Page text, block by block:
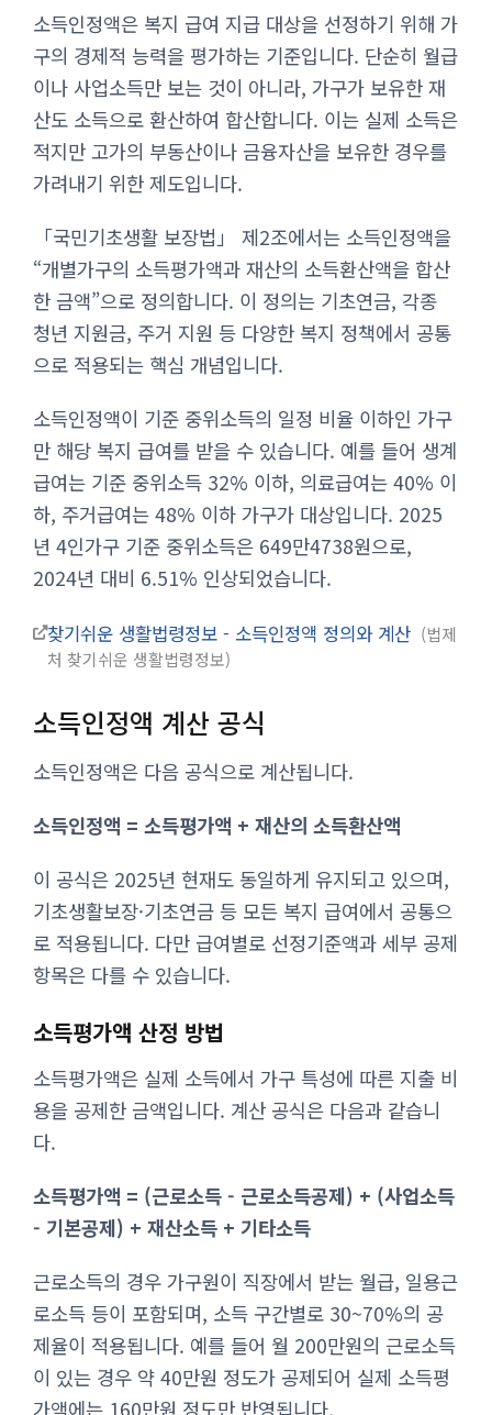
소득인정액은 복지 급여 지급 대상을 선정하기 위해 가
구의 경제적 능력을 평가하는 기준입니다. 단순히 월급
이나 사업소득만 보는 것이 아니라, 가구가 보유한 재
산도 소득으로 환산하여 합산합니다. 이는 실제 소득은
적지만 고가의 부동산이나 금융자산을 보유한 경우를
가려내기 위한 제도입니다.
「국민기초생활 보장법」 제2조에서는 소득인정액을
“개별가구의 소득평가액과 재산의 소득환산액을 합산
한 금액”으로 정의합니다. 이 정의는 기초연금, 각종
청년 지원금, 주거 지원 등 다양한 복지 정책에서 공통
으로 적용되는 핵심 개념입니다.
소득인정액이 기준 중위소득의 일정 비율 이하인 가구
만 해당 복지 급여를 받을 수 있습니다. 예를 들어 생계
급여는 기준 중위소득 32% 이하, 의료급여는 40% 이
하, 주거급여는 48% 이하 가구가 대상입니다. 2025
년 4인가구 기준 중위소득은 649만4738원으로,
2024년 대비 6.51% 인상되었습니다.
찾기쉬운 생활법령정보 - 소득인정액 정의와 계산
법제
처 찾기쉬운 생활법령정보
소득인정액 계산 공식
소득인정액은 다음 공식으로 계산됩니다.
소득인정액 = 소득평가액 + 재산의 소득환산액
이 공식은 2025년 현재도 동일하게 유지되고 있으며,
기초생활보장·기초연금 등 모든 복지 급여에서 공통으
로 적용됩니다. 다만 급여별로 선정기준액과 세부 공제
항목은 다를 수 있습니다.
소득평가액 산정 방법
소득평가액은 실제 소득에서 가구 특성에 따른 지출 비
용을 공제한 금액입니다. 계산 공식은 다음과 같습니
다.
소득평가액 = (근로소득 - 근로소득공제) + (사업소득
- 기본공제) + 재산소득 + 기타소득
근로소득의 경우 가구원이 직장에서 받는 월급, 일용근
로소득 등이 포함되며, 소득 구간별로 30~70%의 공
제율이 적용됩니다. 예를 들어 월 200만원의 근로소득
이 있는 경우 약 40만원 정도가 공제되어 실제 소득평
가액에는 160만원 정도만 반영됩니다.